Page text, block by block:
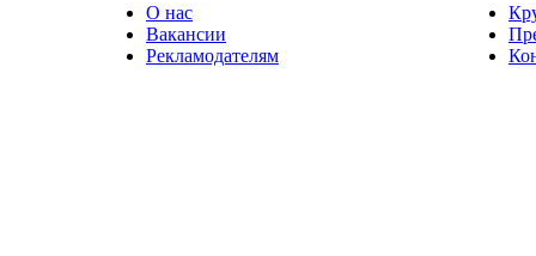
О нас
Вакансии
Рекламодателям